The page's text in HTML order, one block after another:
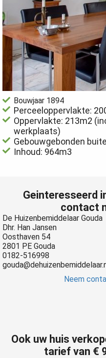
Bouwjaar 1894
Perceeloppervlakte:
Oppervlakte: 213m2
werkplaats)
Gebouwgebonden
Inhoud: 964m3
Geinteresseerd
contact
De Huizenbemiddelaar Gouda
Dhr. Han Jansen
Oosthaven 54
2801 PE Gouda
0182-516998
Neem
Ook uw huis
tarief van €